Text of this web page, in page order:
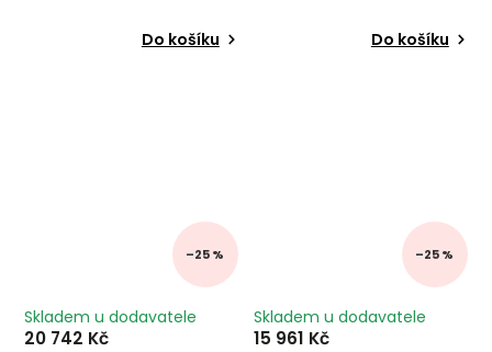
Do košíku Do košíku
–25 %
Skladem u dodavatele
20 742 Kč
–25 %
Skladem u dodavatele
15 961 Kč